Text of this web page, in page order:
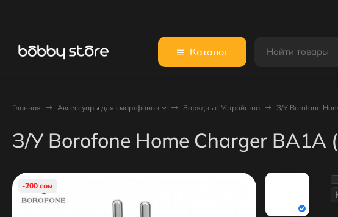
Каталог
Главная Аксессуары для смартфонов Зарядные Устройства З/У Borofone
З/У Borofone Home Charger BA1A
-200 сом